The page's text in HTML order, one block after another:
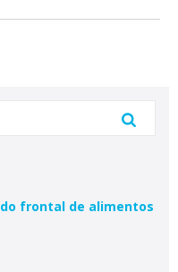
frontal de alimentos